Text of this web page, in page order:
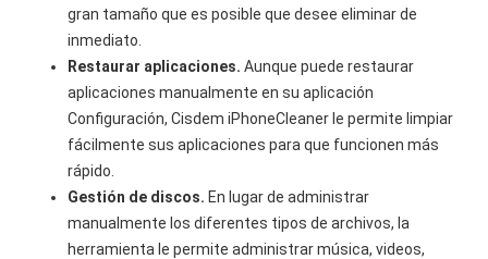
gran tamaño que es posible que desee eliminar de
inmediato.
Restaurar aplicaciones.Aunque puede restaurar
aplicaciones manualmente en su aplicación
Configuración, Cisdem iPhoneCleaner le permite limpiar
fácilmente sus aplicaciones para que funcionen más
rápido.
Gestión de discos. En lugar de administrar
manualmente los diferentes tipos de archivos, la
herramienta le permite administrar música, videos,